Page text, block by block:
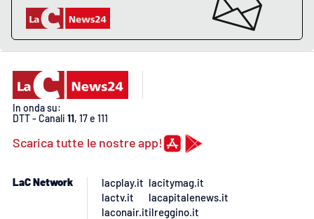
LAC
NETWORK
Lacplay.it
Lactv.it
Laconair.it
Lacapitalenews.it
In onda su:
DTT - Canali 11, 17 e 111
Scarica tutte le nostre app!
LaC Network
lacplay.it
lactv.it
laconair.it
lacitymag.it
lacapitalenews.it
ilreggino.it